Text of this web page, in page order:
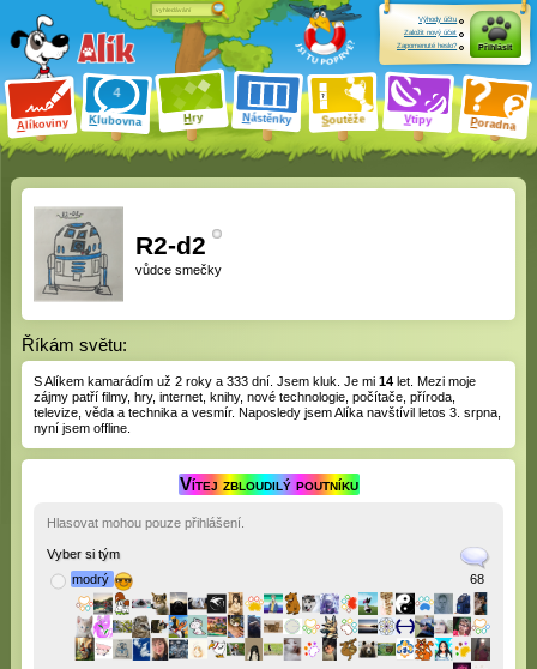
Alíkoviny Klubovna Hry Nástěnky Soutěže Vtipy Poradna
Výhody účtu
Založit nový účet
Zapomenuté heslo?
Přihlásit
R2-d2
vůdce smečky
Říkám světu:
S Alíkem kamarádímuž 2 roky a 333 dní . Jsem kluk. Je mi14 let. Mezi moje
zájmy patří filmy, hry, internet, knihy, nové technologie, počítače, příroda,
televize, věda a technika a vesmír. Naposledy jsem Alíka navštívil letos 3. srpna,
nyní jsem offline.
Vítej zbloudilý poutníku
Hlasovat mohou pouze přihlášení.
Vyber si tým
68
modrý